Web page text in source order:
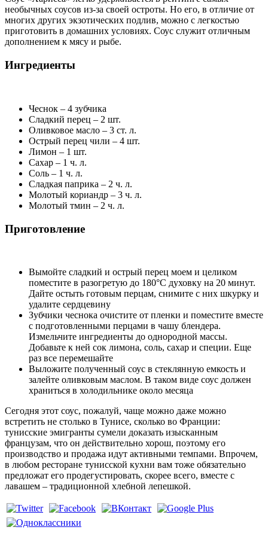
необычных соусов из-за своей остроты. Но его, в отличие от
многих других экзотических подлив, можно с легкостью
приготовить в домашних условиях. Соус служит отличным
дополнением к мясу и рыбе.
Ингредиенты
Чеснок – 4 зубчика
Сладкий перец – 2 шт.
Оливковое масло – 3 ст. л.
Острый перец чили – 4 шт.
Лимон – 1 шт.
Сахар – 1 ч. л.
Соль – 1 ч. л.
Сладкая паприка – 2 ч. л.
Молотый кориандр – 3 ч. л.
Молотый тмин – 2 ч. л.
Приготовление
Вымойте сладкий и острый перец моем и целиком
поместите в разогретую до 180°С духовку на 20 минут.
Дайте остыть готовым перцам, снимите с них шкурку и
удалите сердцевину
Зубчики чеснока очистите от пленки и поместите вместе
с подготовленными перцами в чашу блендера.
Измельчите ингредиенты до однородной массы.
Добавьте к ней сок лимона, соль, сахар и специи. Еще
раз все перемешайте
Выложите полученный соус в стеклянную емкость и
залейте оливковым маслом. В таком виде соус должен
храниться в холодильнике около месяца
Сегодня этот соус, пожалуй, чаще можно даже можно
встретить не столько в Тунисе, сколько во Франции:
тунисские эмигранты сумели доказать изысканным
французам, что он действительно хорош, поэтому его
производство и продажа идут активными темпами. Впрочем,
в любом ресторане тунисской кухни вам тоже обязательно
предложат его продегустировать, скорее всего, вместе с
лавашем – традиционной хлебной лепешкой.